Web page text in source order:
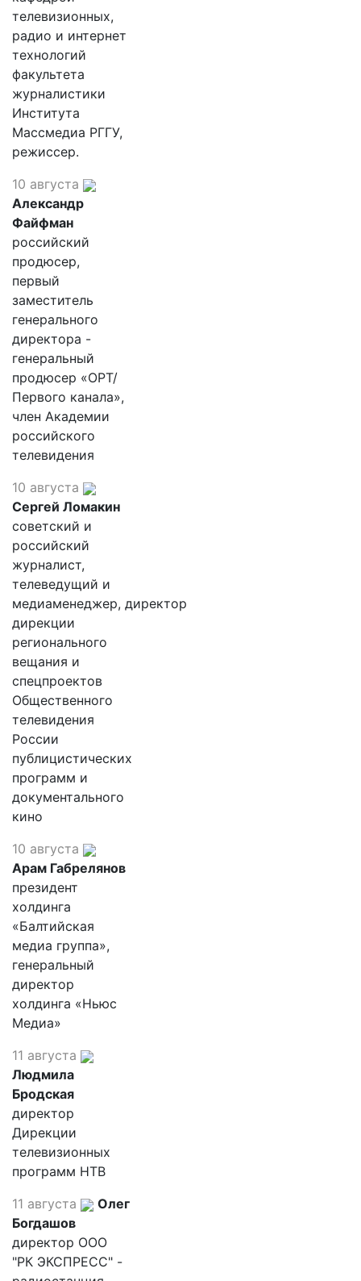
телевизионных,
радио и интернет
технологий
факультета
журналистики
Института
Массмедиа РГГУ,
режиссер.
10 августа
Александр
Файфман
российский
продюсер,
первый
заместитель
генерального
директора -
генеральный
продюсер «ОРТ/
Первого канала»,
член Академии
российского
телевидения
10 августа
Сергей Ломакин
советский и
российский
журналист,
телеведущий и
медиаменеджер, директор
дирекции
регионального
вещания и
спецпроектов
Общественного
телевидения
России
публицистических
программ и
документального
кино
10 августа
Арам Габрелянов
президент
холдинга
«Балтийская
медиа группа»,
генеральный
директор
холдинга «Ньюс
Медиа»
11 августа
Людмила
Бродская
директор
Дирекции
телевизионных
программ НТВ
11 августа
Олег
Богдашов
директор ООО
"РК ЭКСПРЕСС" -